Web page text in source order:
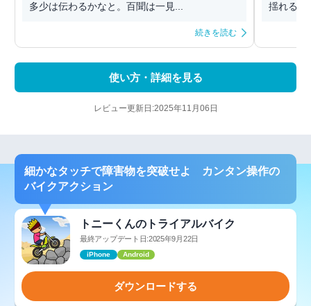
多少は伝わるかなと。百聞は一見...
続きを読む
揺れるバ
使い方・詳細を見る
レビュー更新日:2025年11月06日
細かなタッチで障害物を突破せよ カンタン操作の
バイクアクション
トニーくんのトライアルバイク
最終アップデート日:2025年9月22日
iPhone Android
ダウンロードする